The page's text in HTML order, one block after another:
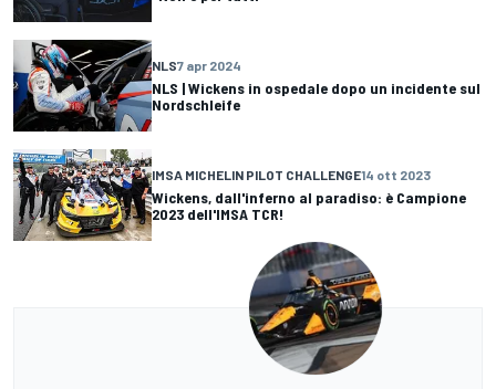
NLS7 apr 2024
NLS | Wickens in ospedale dopo un incidente sul
Nordschleife
IMSA MICHELIN PILOT CHALLENGE14 ott 2023
Wickens, dall'inferno al paradiso: è Campione
2023 dell'IMSA TCR!